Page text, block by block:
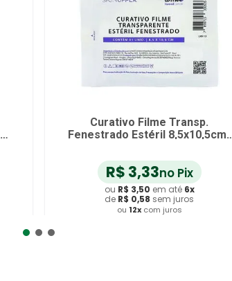
Curativo Filme Transp.
Fenestrado Estéril 8,5x10,5cm-
R$ 3,33no Pix
ou R$ 3,50 em até 6x
de R$ 0,58 sem juros
ou 12x com juros